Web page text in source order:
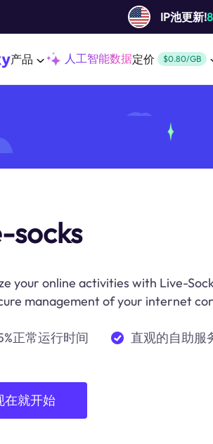
IP池更新!
产品 人工智能数据定价 $0.80/GB
socks
your online activities with Live-
management of your internet
正常运行时间 直观的自助服
在就开始